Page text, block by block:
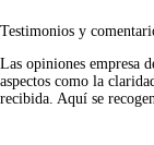
Testimonios y
Las opiniones empresa
aspectos como la
recibida. Aquí se